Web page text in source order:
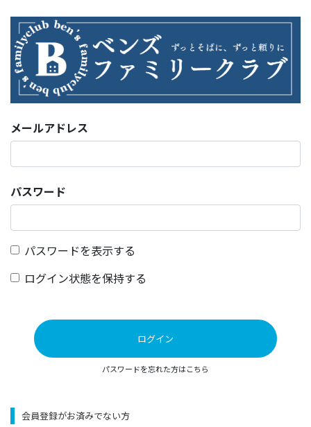
メールアドレス
パスワード
パスワードを表示する
ログイン状態を保持する
ログイン
パスワードを忘れた方はこちら
会員登録がお済みでない方